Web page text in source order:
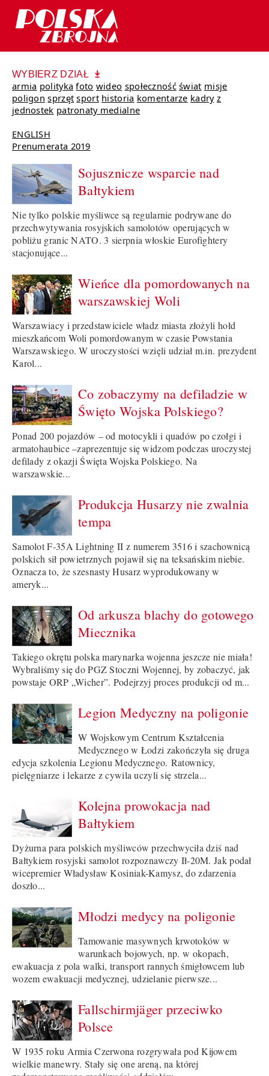
WYBIERZ DZIAŁ
armia polityka foto wideo społeczność świat misje
poligon sprzęt sport historia komentarze kadry z
jednostek patronaty medialne
ENGLISH
Prenumerata 2019
Sojusznicze wsparcie nad
Bałtykiem
Nie tylko polskie myśliwce są regularnie podrywane do
przechwytywania rosyjskich samolotów operujących w
pobliżu granic NATO. 3 sierpnia włoskie Eurofightery
stacjonujące...
Wieńce dla pomordowanych na
warszawskiej Woli
Warszawiacy i przedstawiciele władz miasta złożyli hołd
mieszkańcom Woli pomordowanym w czasie Powstania
Warszawskiego. W uroczystości wzięli udział m.in. prezydent
Karol...
Co zobaczymy na defiladzie w
Święto Wojska Polskiego?
Ponad 200 pojazdów – od motocykli i quadów po czołgi i
armatohaubice –zaprezentuje się widzom podczas uroczystej
defilady z okazji Święta Wojska Polskiego. Na
warszawskie...
Produkcja Husarzy nie zwalnia
tempa
Samolot F-35A Lightning II z numerem 3516 i szachownicą
polskich sił powietrznych pojawił się na teksańskim niebie.
Oznacza to, że szesnasty Husarz wyprodukowany w
ameryk...
Od arkusza blachy do gotowego
Miecznika
Takiego okrętu polska marynarka wojenna jeszcze nie miała!
Wybraliśmy się do PGZ Stoczni Wojennej, by zobaczyć, jak
powstaje ORP „Wicher”. Podejrzyj proces produkcji od m...
Legion Medyczny na poligonie
W Wojskowym Centrum Kształcenia
Medycznego w Łodzi zakończyła się druga
edycja szkolenia Legionu Medycznego. Ratownicy,
pielęgniarze i lekarze z cywila uczyli się strzela...
Kolejna prowokacja nad
Bałtykiem
Dyżurna para polskich myśliwców przechwyciła dziś nad
Bałtykiem rosyjski samolot rozpoznawczy Ił-20M. Jak podał
wicepremier Władysław Kosiniak-Kamysz, do zdarzenia
doszło...
Młodzi medycy na poligonie
Tamowanie masywnych krwotoków w
warunkach bojowych, np. w okopach,
ewakuacja z pola walki, transport rannych śmigłowcem lub
wozem ewakuacji medycznej, udzielanie pierwsze...
Fallschirmjäger przeciwko
Polsce
W 1935 roku Armia Czerwona rozgrywała pod Kijowem
wielkie manewry. Stały się one areną, na której